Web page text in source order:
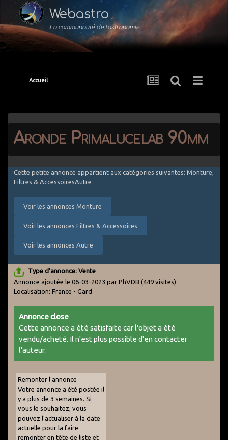
Webastro
La communauté de l'astronomie
Accueil
Aronde Primalucelab 90mm
Cette petite annonce appartient aux catégories suivantes: Monture,
Filtres & AccessoiresAutre
Voir les annonces Monture
Voir les annonces Filtres & Accessoires
Voir les annonces Autre
Type d'annonce: Vente
Annonce ajoutée le 06-03-2023 par PhVDB (449 visites)
Localisation: France - Gard
Annonce close
Cette annonce a été satisfaite car l'objet a été
vendu/acheté. Il n'est plus possible d'en contacter
l'auteur.
Remonter l'annonce
Votre annonce a été postée il
y a plus de 3 semaines. Si
vous le souhaitez, vous
pouvez l'actualiser à la date
actuelle pour la faire
remonter en tête de liste et